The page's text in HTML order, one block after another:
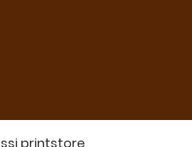
printstore